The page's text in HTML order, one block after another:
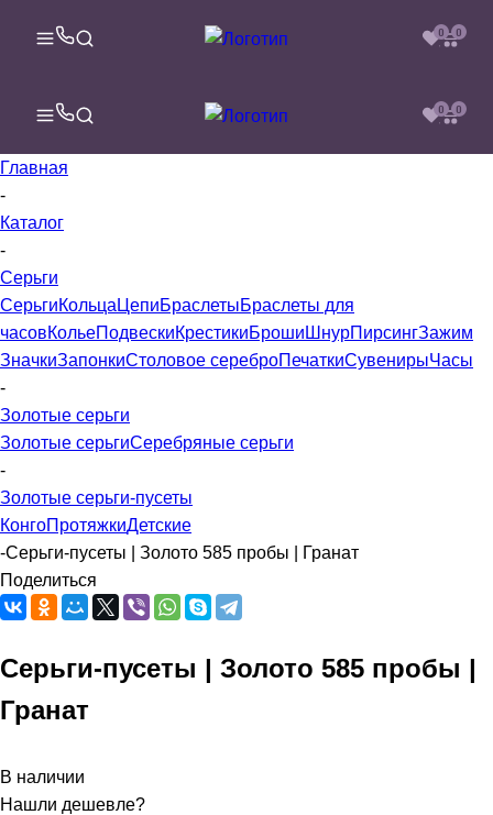
0 0
0 0
Главная
-
Каталог
-
Серьги
СерьгиКольца ЦепиБраслетыБраслеты для
часовКольеПодвескиКрестикиБроши ШнурПирсингЗажим
ЗначкиЗапонкиСтоловое сереброПечаткиСувенирыЧасы
-
Золотые серьги
Золотые серьгиСеребряные серьги
-
Золотые серьги-пусеты
КонгоПротяжкиДетские
-Серьги-пусеты | Золото 585 пробы | Гранат
Поделиться
Серьги-пусеты | Золото 585 пробы |
Гранат
В наличии
Нашли дешевле?